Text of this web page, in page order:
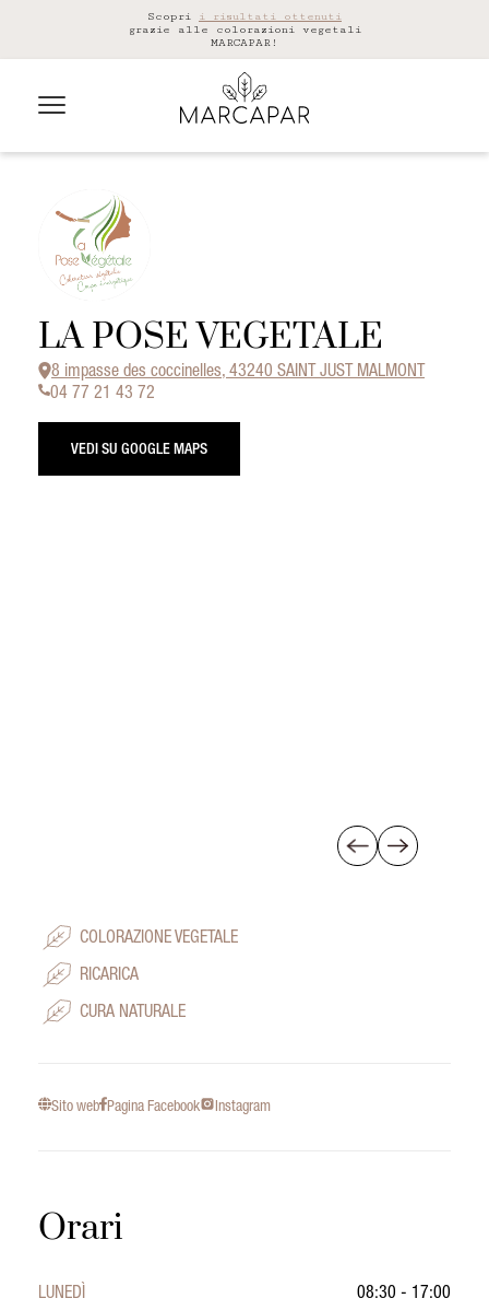
Scopri i risultati ottenuti
grazie alle colorazioni vegetali
MARCAPAR!
LA POSE VEGETALE
8 impasse des coccinelles, 43240 SAINT JUST MALMONT
04 77 21 43 72
VEDI SU GOOGLE MAPS
COLORAZIONE VEGETALE
RICARICA
CURA NATURALE
Sito web Pagina Facebook Instagram
Orari
LUNEDÌ
08:30 - 17:00